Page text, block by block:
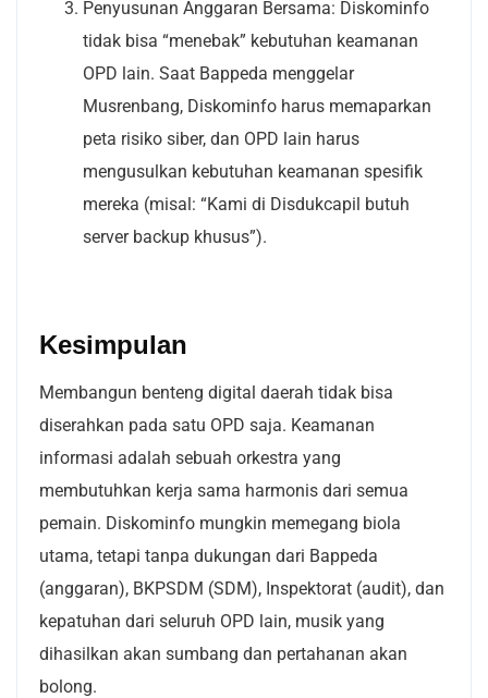
Penyusunan Anggaran Bersama: Diskominfo
tidak bisa “menebak” kebutuhan keamanan
OPD lain. Saat Bappeda menggelar
Musrenbang, Diskominfo harus memaparkan
peta risiko siber, dan OPD lain harus
mengusulkan kebutuhan keamanan spesifik
mereka (misal: “Kami di Disdukcapil butuh
server backup khusus”).
Kesimpulan
Membangun benteng digital daerah tidak bisa
diserahkan pada satu OPD saja. Keamanan
informasi adalah sebuah orkestra yang
membutuhkan kerja sama harmonis dari semua
pemain. Diskominfo mungkin memegang biola
utama, tetapi tanpa dukungan dari Bappeda
(anggaran), BKPSDM (SDM), Inspektorat (audit), dan
kepatuhan dari seluruh OPD lain, musik yang
dihasilkan akan sumbang dan pertahanan akan
bolong.